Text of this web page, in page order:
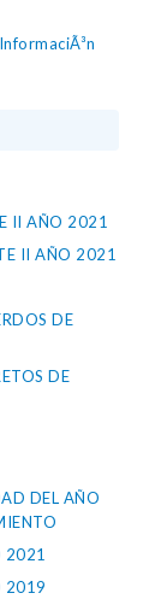
II AÑO 2021
II AÑO 2021
DE
DE
DEL AÑO
2021
2019